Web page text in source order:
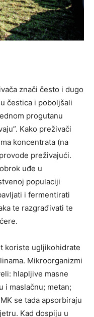
znači često i dugo
čestica i poboljšali
progutanu
Kako preživači
koncentrata (na
preživajući.
uđe u
populaciji
i fermentirati
te razgrađivati te
koriste ugljikohidrate
Mikroorganizmi
hlapljive masne
i maslačnu; metan;
se tada apsorbiraju
Kad dospiju u